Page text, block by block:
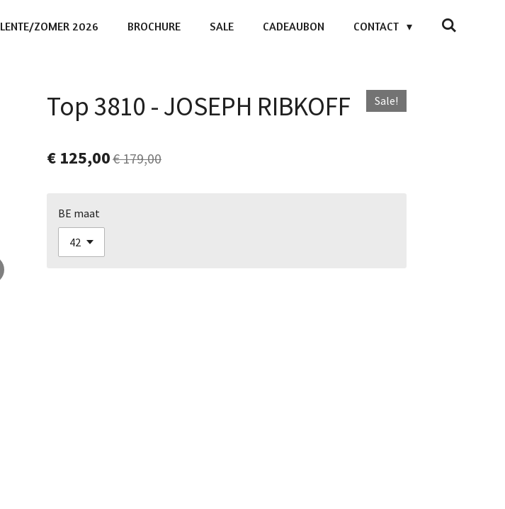
LENTE/ZOMER 2026 BROCHURE SALE CADEAUBON CONTACT
Top 3810 - JOSEPH RIBKOFF Sale!
€ 125,00€ 179,00
BE maat